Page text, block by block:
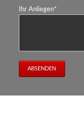
Pflichtfeld
Ihr Anliegen*
ABSENDEN